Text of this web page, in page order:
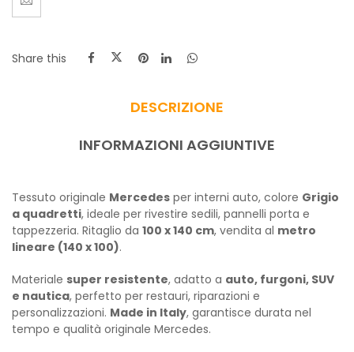
Share this
DESCRIZIONE
INFORMAZIONI AGGIUNTIVE
Tessuto originale Mercedes per interni auto, colore Grigio
a quadretti, ideale per rivestire sedili, pannelli porta e
tappezzeria. Ritaglio da 100 x 140 cm, vendita al metro
lineare (140 x 100).
Materiale super resistente, adatto a auto, furgoni, SUV
e nautica, perfetto per restauri, riparazioni e
personalizzazioni. Made in Italy, garantisce durata nel
tempo e qualità originale Mercedes.